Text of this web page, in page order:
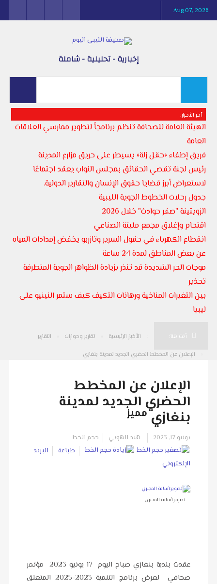
Aug 07, 2026
إخبارية - تحليلية - شاملة
أخر الأخبار:
الهيئة العامة للصحافة تنظم برنامجاً لتطوير ممارسي العلاقات
العامة
فريق إطفاء «حقل زلة» يسيطر على حريق مزارع المدينة
رئيس لجنة تقصي الحقائق بمجلس النواب يعقد اجتماعًا
لاستعراض أبرز قضايا حقوق الإنسان والتقارير الدولية.
جدول رحلات الخطوط الجوية الليبية
الزويتينة "صفر حوادث" خلال 2026
اقتحام وإغلاق مجمع مليتة الصناعي
انقطاع الكهرباء في حقول السرير وتازربو يخفض إمدادات المياه
عن بعض المناطق لمدة 24 ساعة
موجات الحر الشديدة قد تنذر بزيادة الظواهر الجوية المتطرفة
تحذير
بين التغيرات المناخية ورهانات التكيف كيف ستمر النينيو على
ليبيا
أنت هنا: الأخبار الرئيسية تقارير وحوارات
التقارير
الإعلان عن المخطط الحضري الجديد لمدينة بنغازي
الإعلان عن المخطط
الحضري الجديد لمدينة
بنغازيمميز
يونيو 17, 2023 هند الهوني
حجم الخط
طباعة
البريد
الإلكتروني
تصوير:أسامة المجبري
عقدت بلدية بنغازي صباح اليوم 17 يونيو 2023 مؤتمر
صحافي لعرض برنامج التنمية 2023-2025 المتعلق